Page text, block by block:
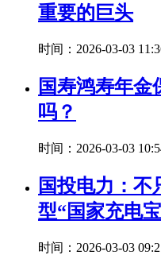
重要的巨头
时间：2026-03-03
国寿鸿寿年金
吗？
时间：2026-03-03
国投电力：不
型“国家充电
时间：2026-03-03